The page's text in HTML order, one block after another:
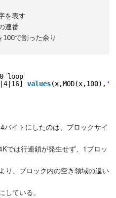
を表す
連番
loop
values(x,MOD(x,100),
イトにしたのは、ブロックサイ
では行連鎖が発生せず、1ブロッ
り、ブロック内の空き領域の違い
ている。